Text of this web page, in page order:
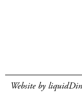
Website by